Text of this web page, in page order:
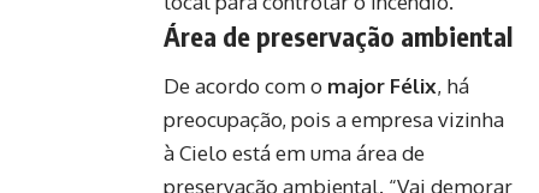
Área de preservação ambiental
De acordo com o major Félix, há
preocupação, pois a empresa vizinha
à Cielo está em uma área de
preservação ambiental. “Vai demorar